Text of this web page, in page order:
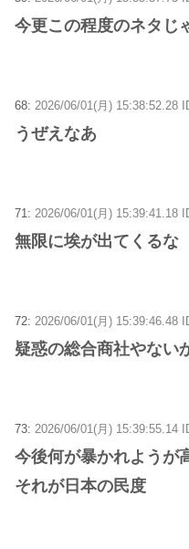
今更この程度のネタじ
68: 2026/06/01(月) 15:38:52.28
うぜえなあ
71: 2026/06/01(月) 15:39:41.18
無限に埃が出てくるな
72: 2026/06/01(月) 15:39:46.48
疑惑の総合商社やない
73: 2026/06/01(月) 15:39:55.14
今後何が暴かれようが
それが日本の民度